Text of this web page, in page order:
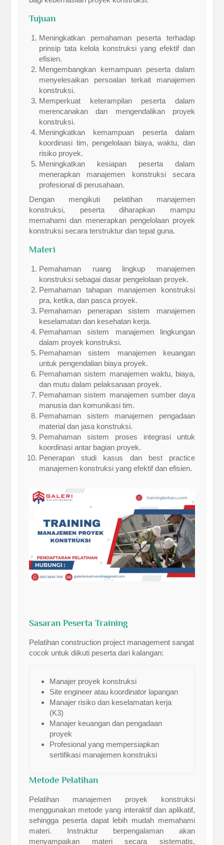
Tujuan
Meningkatkan pemahaman peserta terhadap
prinsip tata kelola konstruksi yang efektif dan
efisien.
Mengembangkan kemampuan peserta dalam
menyelesaikan persoalan terkait manajemen
konstruksi.
Memperkuat keterampilan peserta dalam
merencanakan dan mengendalikan proyek
konstruksi.
Meningkatkan kemampuan peserta dalam
koordinasi tim, pengelolaan biaya, waktu, dan
risiko proyek.
Meningkatkan kesiapan peserta dalam
menerapkan manajemen konstruksi secara
profesional di perusahaan.
Dengan mengikuti pelatihan manajemen
konstruksi, peserta diharapkan mampu
memahami dan menerapkan pengelolaan proyek
konstruksi secara terstruktur dan tepat guna.
Materi
Pemahaman ruang lingkup manajemen
konstruksi sebagai dasar pengelolaan proyek.
Pemahaman tahapan manajemen konstruksi
pra, ketika, dan pasca proyek.
Pemahaman penerapan sistem manajemen
keselamatan dan kesehatan kerja.
Pemahaman sistem manajemen lingkungan
dalam proyek konstruksi.
Pemahaman sistem manajemen keuangan
untuk pengendalian biaya proyek.
Pemahaman sistem manajemen waktu, biaya,
dan mutu dalam pelaksanaan proyek.
Pemahaman sistem manajemen sumber daya
manusia dan komunikasi tim.
Pemahaman sistem manajemen pengadaan
material dan jasa konstruksi.
Pemahaman sistem proses integrasi untuk
koordinasi antar bagian proyek.
Penerapan studi kasus dan best practice
manajemen konstruksi yang efektif dan efisien.
Sasaran Peserta Training
Pelatihan construction project management sangat
cocok untuk diikuti peserta dari kalangan:
Manajer proyek konstruksi
Site engineer atau koordinator lapangan
Manajer risiko dan keselamatan kerja
(K3)
Manajer keuangan dan pengadaan
proyek
Profesional yang mempersiapkan
sertifikasi manajemen konstruksi
Metode Pelatihan
Pelatihan manajemen proyek konstruksi
menggunakan metode yang interaktif dan aplikatif,
sehingga peserta dapat lebih mudah memahami
materi. Instruktur berpengalaman akan
menyampaikan materi secara sistematis,